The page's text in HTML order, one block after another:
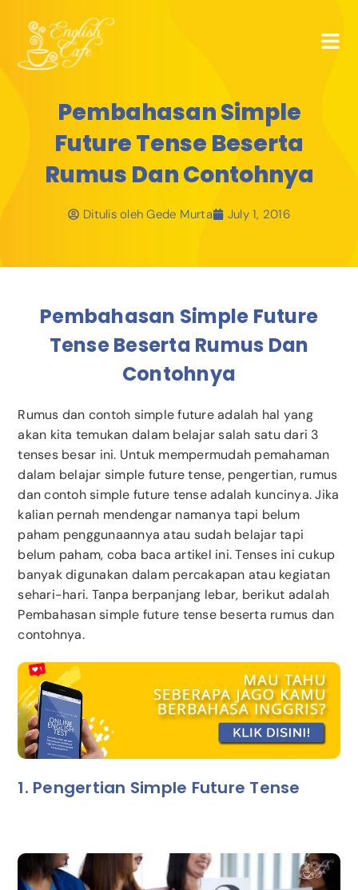
Pembahasan Simple
Future Tense Beserta
Rumus Dan Contohnya
Ditulis oleh Gede Murta July 1, 2016
Pembahasan Simple Future
Tense Beserta Rumus Dan
Contohnya
Rumus dan contoh simple future adalah hal yang
akan kita temukan dalam belajar salah satu dari 3
tenses besar ini. Untuk mempermudah pemahaman
dalam belajar simple future tense, pengertian, rumus
dan contoh simple future tense adalah kuncinya. Jika
kalian pernah mendengar namanya tapi belum
paham penggunaannya atau sudah belajar tapi
belum paham, coba baca artikel ini. Tenses ini cukup
banyak digunakan dalam percakapan atau kegiatan
sehari-hari. Tanpa berpanjang lebar, berikut adalah
Pembahasan simple future tense beserta rumus dan
contohnya.
1. Pengertian Simple Future Tense